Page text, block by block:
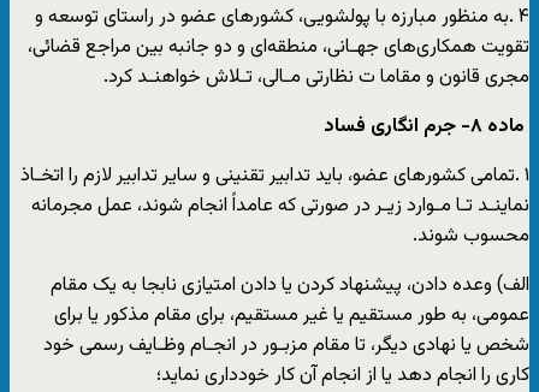
۴ .به منظور مبارزه با پولشویی، کشورهای عضو در راستای توسعه و
تقویت همکاری‌های جهـانی، منطقه‌ای و دو جانبه بین مراجع قضائی،
مجری قانون و مقاما ت نظارتی مـالی، تـلاش خواهنـد کرد.
ماده ٨- جرم انگاری فساد
١ .تمامی کشورهای عضو، باید تدابیر تقنینی و سایر تدابیر لازم را اتخـاذ
نماینـد تـا مـوارد زیـر در صورتی که عامداً انجام شوند، عمل مجرمانه
محسوب شوند.
الف) وعده دادن، پیشنهاد کردن یا دادن امتیازی نابجا به یک مقام
عمومی، به طور مستقیم یا غیر مستقیم، برای مقام مذکور یا برای
شخص یا نهادی دیگر، تا مقام مزبـور در انجـام وظـایف رسمی خود
کاری را انجام دهد یا از انجام آن کار خودداری نماید؛